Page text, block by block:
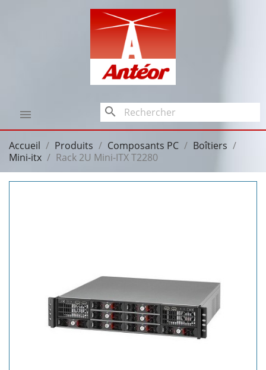
 search
Accueil Produits Composants PC
Boîtiers
Mini-itx
Rack 2U Mini-ITX T2280